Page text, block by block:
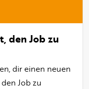
den Job zu
dir einen neuen
Job zu